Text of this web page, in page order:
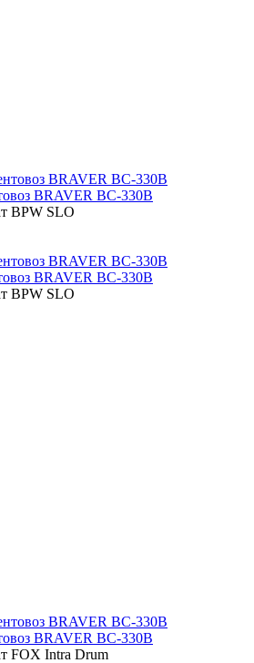
BRAVER BC-330B
BPW SLO
BRAVER BC-330B
BPW SLO
BRAVER BC-330B
FOX Intra Drum